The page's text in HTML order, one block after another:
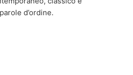
d’ordine.